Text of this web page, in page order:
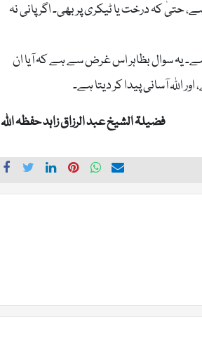
حتیٰ کہ درخت یا ٹیکری پر بھی۔ اگر پانی نہ
یہ سوال بظاہر اس غرض سے ہے کہ آیا ان
آسانی پیدا کر دیتا ہے۔
فضیلۃ الشیخ عبد الرزاق زاہد حفظہ اللہ